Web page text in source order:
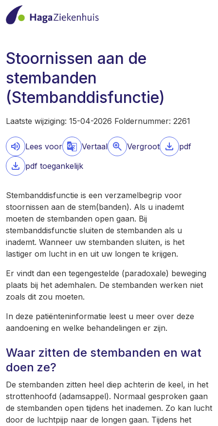
Stoornissen aan de
stembanden
(Stembanddisfunctie)
Laatste wijziging: 15-04-2026 Foldernummer: 2261
Lees voor Vertaal Vergroot
pdf
pdf toegankelijk
Stembanddisfunctie is een verzamelbegrip voor
stoornissen aan de stem(banden). Als u inademt
moeten de stembanden open gaan. Bij
stembanddisfunctie sluiten de stembanden als u
inademt. Wanneer uw stembanden sluiten, is het
lastiger om lucht in en uit uw longen te krijgen.
Er vindt dan een tegengestelde (paradoxale) beweging
plaats bij het ademhalen. De stembanden werken niet
zoals dit zou moeten.
In deze patiënteninformatie leest u meer over deze
aandoening en welke behandelingen er zijn.
Waar zitten de stembanden en wat
doen ze?
De stembanden zitten heel diep achterin de keel, in het
strottenhoofd (adamsappel). Normaal gesproken gaan
de stembanden open tijdens het inademen. Zo kan lucht
door de luchtpijp naar de longen gaan. Tijdens het